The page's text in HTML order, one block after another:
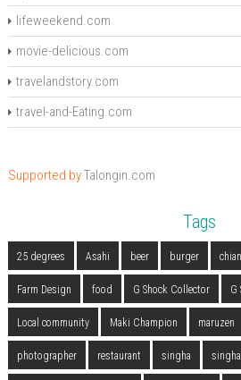
lifeweekend.com
movie-delicious.com
travelandstory.com
travel-and-Eating.com
Supported byTalongin.com
Tags
25 degrees Asahi beer burger
Farm Design food G Shock Collector G
Local community Maki Champion maruzen
photographer restaurant singha